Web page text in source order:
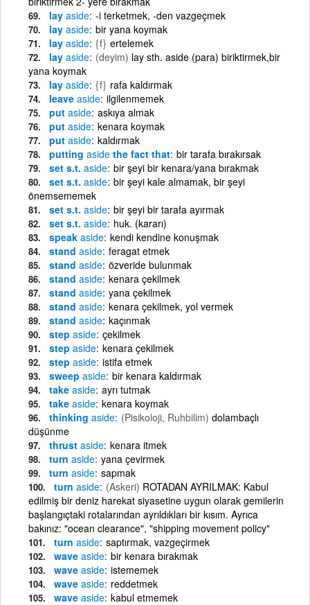
lay aside -i terketmek, -den vazgeçmek
lay aside bir yana koymak
lay aside {f} ertelemek
lay aside (deyim) lay sth. aside (para) biriktirmek,bir
yana koymak
lay aside {f} rafa kaldırmak
leave aside ilgilenmemek
put aside askıya almak
put aside kenara koymak
put aside kaldırmak
putting aside the fact that bir tarafa bırakırsak
set s.t. aside bir şeyi bir kenara/yana bırakmak
set s.t. aside bir şeyi kale almamak, bir şeyi
önemsememek
set s.t. aside bir şeyi bir tarafa ayırmak
set s.t. aside huk. (kararı)
speak aside kendi kendine konuşmak
stand aside feragat etmek
stand aside özveride bulunmak
stand aside kenara çekilmek
stand aside yana çekilmek
stand aside kenara çekilmek, yol vermek
stand aside kaçınmak
step aside çekilmek
step aside kenara çekilmek
step aside istifa etmek
sweep aside bir kenara kaldırmak
take aside ayrı tutmak
take aside kenara koymak
thinking aside (Pisikoloji, Ruhbilim) dolambaçlı
düşünme
thrust aside kenara itmek
turn aside yana çevirmek
turn aside sapmak
turn aside (Askeri) ROTADAN AYRILMAK: Kabul
edilmiş bir deniz harekat siyasetine uygun olarak gemilerin
başlangıçtaki rotalarından ayrıldıkları bir kısım. Ayrıca
bakınız: "ocean clearance", "shipping movement policy"
turn aside saptırmak, vazgeçirmek
wave aside bir kenara bırakmak
wave aside istememek
wave aside reddetmek
wave aside kabul etmemek